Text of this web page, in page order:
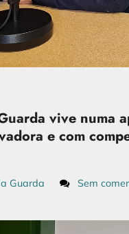
vive numa
e com
Guarda Sem